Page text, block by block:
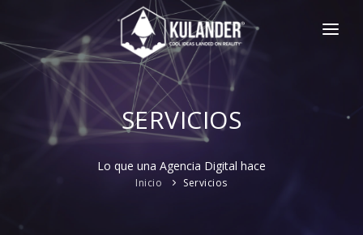
INICIO
SERVICIOS
SERVICIOS
Lo que una Agencia Digital hace
Inicio Servicios